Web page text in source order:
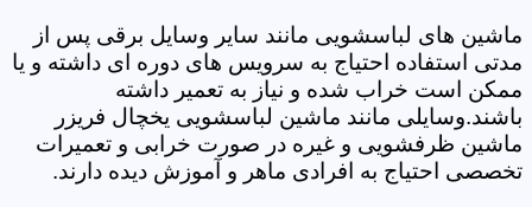
ماشین های لباسشویی مانند سایر وسایل برقی پس از
مدتی استفاده احتیاج به سرویس های دوره ای داشته و یا
ممکن است خراب شده و نیاز به تعمیر داشته
باشند.وسایلی مانند ماشین لباسشویی یخچال فریزر
ماشین ظرفشویی و غیره در صورت خرابی و تعمیرات
تخصصی احتیاج به افرادی ماهر و آموزش دیده دارند.